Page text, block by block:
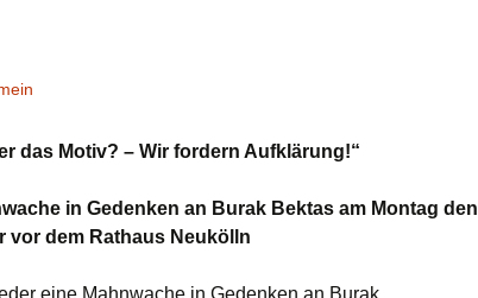
das Motiv? – Wir fordern Aufklärung!“
in Gedenken an Burak Bektas am Montag den
vor dem Rathaus Neukölln
eine Mahnwache in Gedenken an Burak